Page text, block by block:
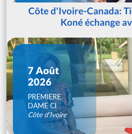
Côte d'Ivoire-Canada:
Koné échange
7 Août
2026
PREMIERE
DAME CI
Côte d'Ivoire